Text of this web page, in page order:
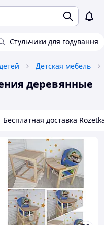
Стульчики для годування
Детская мебель
деревянные
Бесплатная доставка